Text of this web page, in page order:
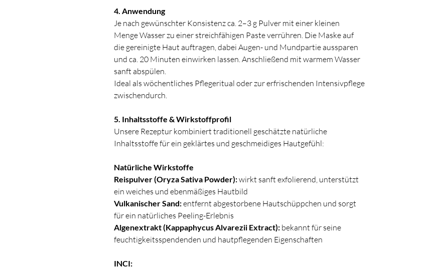
4. Anwendung
Je nach gewünschter Konsistenz ca. 2–3 g Pulver mit einer kleinen
Menge Wasser zu einer streichfähigen Paste verrühren. Die Maske auf
die gereinigte Haut auftragen, dabei Augen- und Mundpartie aussparen
und ca. 20 Minuten einwirken lassen. Anschließend mit warmem Wasser
sanft abspülen.
Ideal als wöchentliches Pflegeritual oder zur erfrischenden Intensivpflege
zwischendurch.
5. Inhaltsstoffe & Wirkstoffprofil
Unsere Rezeptur kombiniert traditionell geschätzte natürliche
Inhaltsstoffe für ein geklärtes und geschmeidiges Hautgefühl:
Natürliche Wirkstoffe
Reispulver (Oryza Sativa Powder):wirkt sanft exfolierend, unterstützt
ein weiches und ebenmäßiges Hautbild
Vulkanischer Sand:entfernt abgestorbene Hautschüppchen und sorgt
für ein natürliches Peeling-Erlebnis
Algenextrakt (Kappaphycus Alvarezii Extract): bekannt für seine
feuchtigkeitsspendenden und hautpflegenden Eigenschaften
INCI: